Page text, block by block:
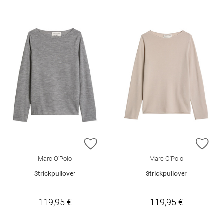
ZUR WUNSCHLISTE HINZUFÜGEN
Marc O'Polo
Strickpullover
119,95 €
Marc O'Polo
Strickpullover
119,95 €